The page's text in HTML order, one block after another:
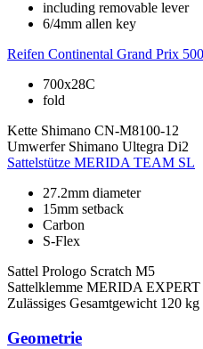
including removable lever
6/4mm allen key
Reifen Continental Grand Prix
700x28C
fold
Kette Shimano CN-M8100-12
Umwerfer Shimano Ultegra Di2
Sattelstütze MERIDA TEAM SL
27.2mm diameter
15mm setback
Carbon
S-Flex
Sattel Prologo Scratch M5
Sattelklemme MERIDA EXPERT
Zulässiges Gesamtgewicht 120 kg
Geometrie